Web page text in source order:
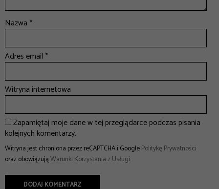
Nazwa *
Adres email *
Witryna internetowa
Zapamiętaj moje dane w tej przeglądarce podczas pisania
kolejnych komentarzy.
Witryna jest chroniona przez reCAPTCHA i GooglePolitykę Prywatności
oraz obowiązująWarunki Korzystania z Usługi.